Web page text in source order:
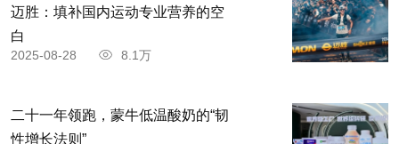
迈胜：填补国内运动专业营养的空
白
2025-08-28 8.1万
二十一年领跑，蒙牛低温酸奶的“韧
性增长法则”